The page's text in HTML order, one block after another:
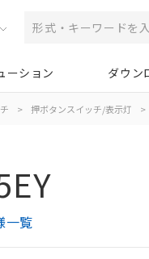
ーション ダウン
> 押ボタンスイッチ/表示灯 >
一覧